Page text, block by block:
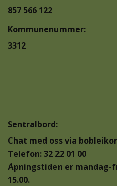
857 566 122
Kommunenummer:
3312
Sentralbord:
Chat med oss via
Telefon: 32 22 01 00
Åpningstiden er mandag-
15.00.